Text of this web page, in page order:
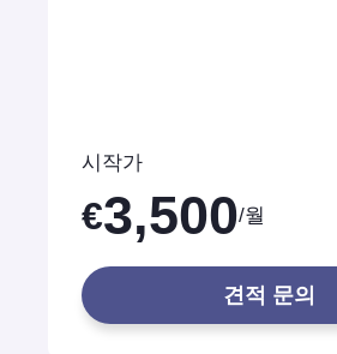
시작가
€3,500/월
견적 문의